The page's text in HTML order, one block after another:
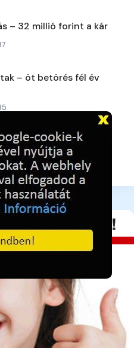
– 32 millió forint a kár
– öt betörés fél év
az online csalók!